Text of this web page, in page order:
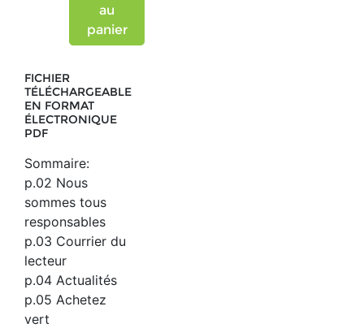
au
panier
FICHIER
TÉLÉCHARGEABLE
EN FORMAT
ÉLECTRONIQUE
PDF
Sommaire:
p.02 Nous
sommes tous
responsables
p.03 Courrier du
lecteur
p.04 Actualités
p.05 Achetez
vert